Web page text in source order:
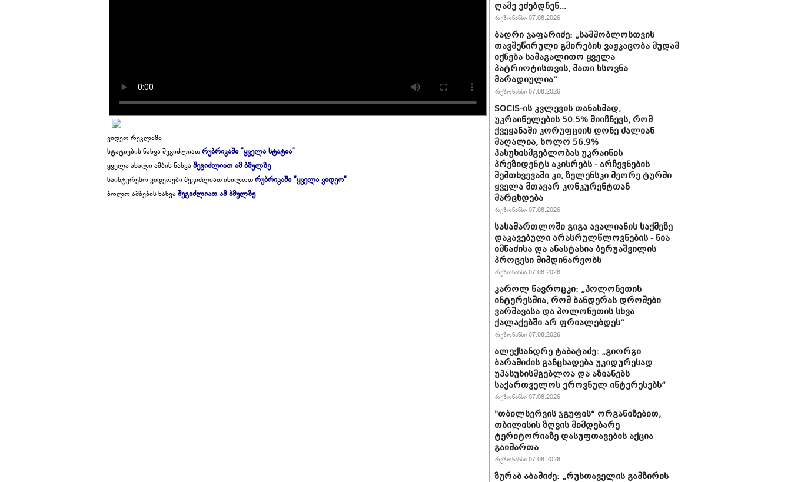
ვიდეო რეკლამა
სტატიების ნახვა შეგიძლიათრუბრიკაში "ყველა სტატია"
ყველა ახალი ამბის ნახვაშეგიძლიათ ამ ბმულზე
საინტერესო ვიდეოები შეგიძლიათ იხილოთრუბრიკაში "ყველა ვიდეო"
ბოლო ამბების ნახვაშეგიძლიათ ამ ბმულზე
ღამე ეძებდნენ...
რეზონანსი 07.08.2026
ბადრი ჯაფარიძე: „სამშობლოსთვის
თავშეწირული გმირების ვაჟკაცობა მუდამ
იქნება სამაგალითო ყველა
პატრიოტისთვის, მათი ხსოვნა
მარადიულია“
რეზონანსი 07.08.2026
SOCIS-ის კვლევის თანახმად,
უკრაინელების 50.5% მიიჩნევს, რომ
ქვეყანაში კორუფციის დონე ძალიან
მაღალია, ხოლო 56.9%
პასუხისმგებლობას უკრაინის
პრეზიდენტს აკისრებს - არჩევნების
შემთხვევაში კი, ზელენსკი მეორე ტურში
ყველა მთავარ კონკურენტთან
მარცხდება
რეზონანსი 07.08.2026
სასამართლოში გიგა ავალიანის საქმეზე
დაკავებული არასრულწლოვნების - ნია
იმნაძისა და ანასტასია ბერუაშვილის
პროცესი მიმდინარეობს
რეზონანსი 07.08.2026
კაროლ ნავროცკი: „პოლონეთის
ინტერესშია, რომ ბანდერას დროშები
ვარშავასა და პოლონეთის სხვა
ქალაქებში არ ფრიალებდეს“
რეზონანსი 07.08.2026
ალექსანდრე ტაბატაძე: „გიორგი
ბარამიძის განცხადება უკიდურესად
უპასუხისმგებლოა და აზიანებს
საქართველოს ეროვნულ ინტერესებს“
რეზონანსი 07.08.2026
"თბილსერვის ჯგუფის“ ორგანიზებით,
თბილისის ზღვის მიმდებარე
ტერიტორიაზე დასუფთავების აქცია
გაიმართა
რეზონანსი 07.08.2026
ზურაბ აბაშიძე: „რუსთაველის გამზირის